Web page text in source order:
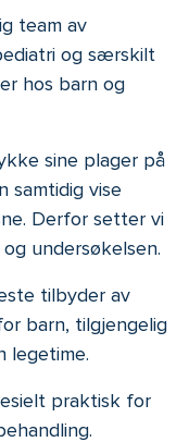
team av
og særskilt
hos barn og
sine plager på
samtidig vise
Derfor setter vi
undersøkelsen.
tilbyder av
barn, tilgjengelig
legetime.
praktisk for